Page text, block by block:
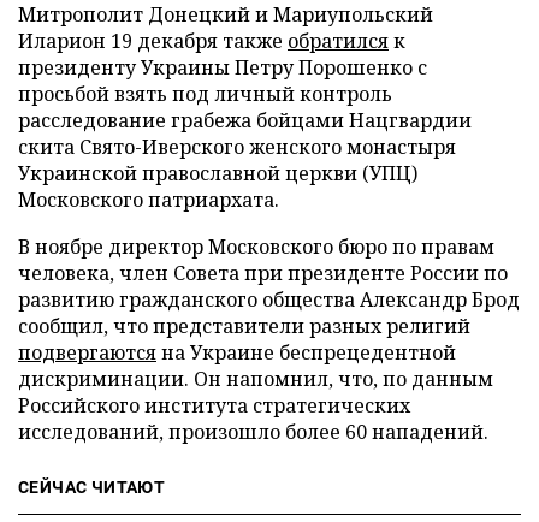
Митрополит Донецкий и Мариупольский
Иларион 19 декабря также обратилсяк
президенту Украины Петру Порошенко с
просьбой взять под личный контроль
расследование грабежа бойцами Нацгвардии
скита Свято-Иверского женского монастыря
Украинской православной церкви (УПЦ)
Московского патриархата.
В ноябре директор Московского бюро по правам
человека, член Совета при президенте России по
развитию гражданского общества Александр Брод
сообщил, что представители разных религий
подвергаютсяна Украине беспрецедентной
дискриминации. Он напомнил, что, по данным
Российского института стратегических
исследований, произошло более 60 нападений.
СЕЙЧАС ЧИТАЮТ